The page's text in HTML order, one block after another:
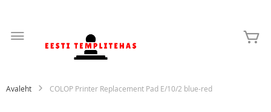
Content
Avaleht COLOP Printer Replacement Pad E/10/2 blue-red